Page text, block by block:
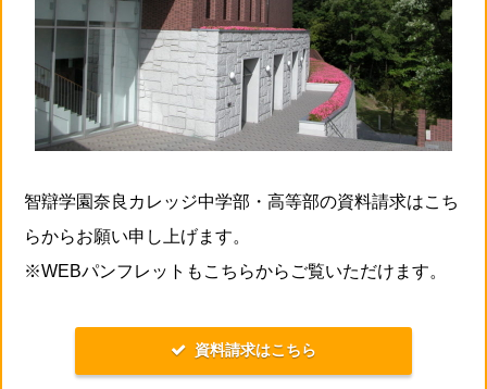
智辯学園奈良カレッジ中学部・高等部の資料請求はこち
らからお願い申し上げます。
※WEBパンフレットもこちらからご覧いただけます。
資料請求はこちら